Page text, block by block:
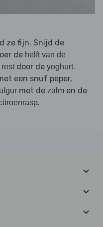
ze fijn. Snijd de
de helft van de
restdoor de yoghurt.
een snuf peper,
met de zalm en de
.